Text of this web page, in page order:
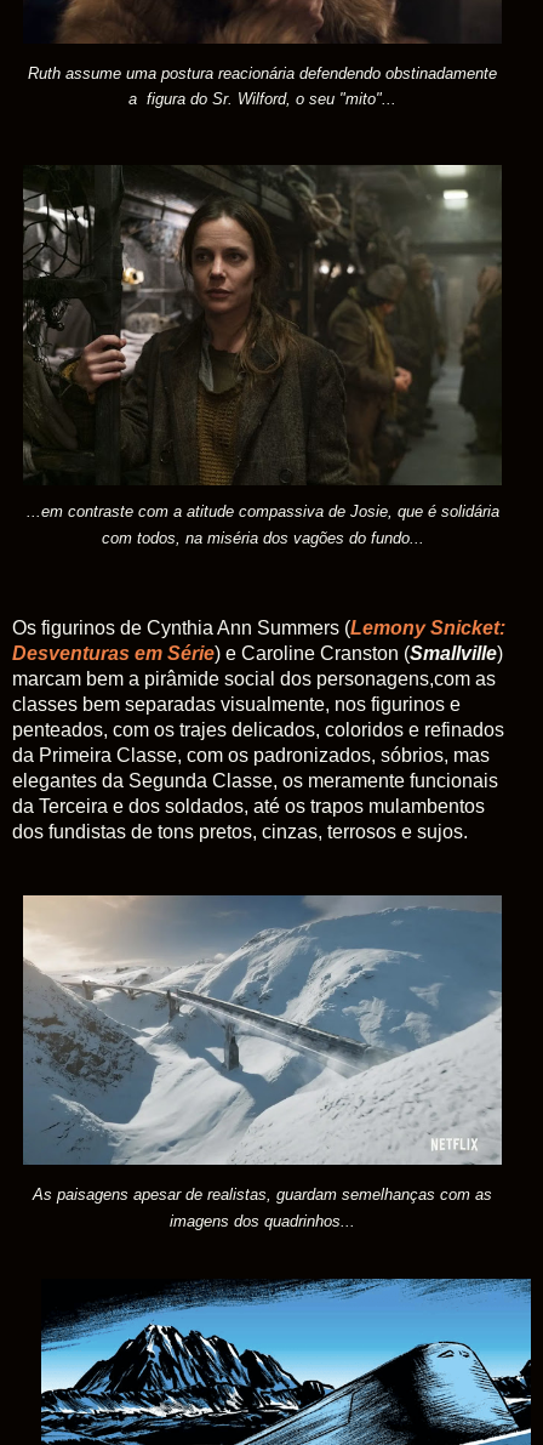
Ruth assume uma postura reacionária defendendo obstinadamente
a figura do Sr. Wilford, o seu "mito"
...em contraste com a atitude compassiva de Josie, que é solidária
com todos, na miséria dos vagões do fundo...
Os figurinos de Cynthia Ann Summers (Lemony Snicket:
Desventuras em Série) e Caroline Cranston (Smallville)
marcam bem a pirâmide social dos personagens,com as
classes bem separadas visualmente, nos figurinos e
penteados, com os trajes delicados, coloridos e refinados
da Primeira Classe, com os padronizados, sóbrios, mas
elegantes da Segunda Classe, os meramente funcionais
da Terceira e dos soldados, até os trapos mulambentos
dos fundistas de tons pretos, cinzas, terrosos e sujos.
As paisagens apesar de realistas, guardam semelhanças com as
imagens dos quadrinhos...